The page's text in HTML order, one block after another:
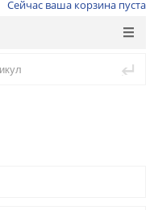
Сейчас ваша корзина пуста